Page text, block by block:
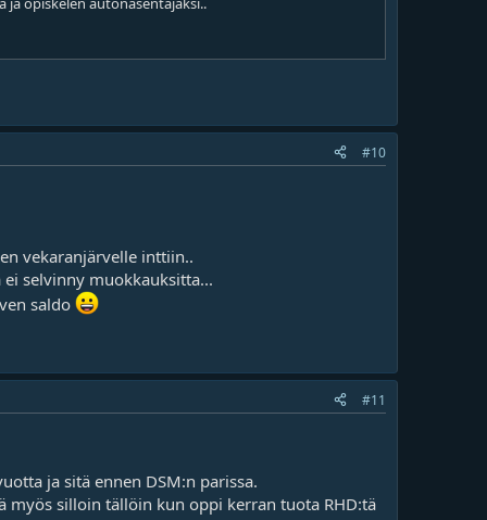
#10
vekaranjärvelle inttiin..
selvinny muokkauksitta...
saldo
#11
ja sitä ennen DSM:n parissa.
myös silloin tällöin kun oppi kerran tuota RHD:tä